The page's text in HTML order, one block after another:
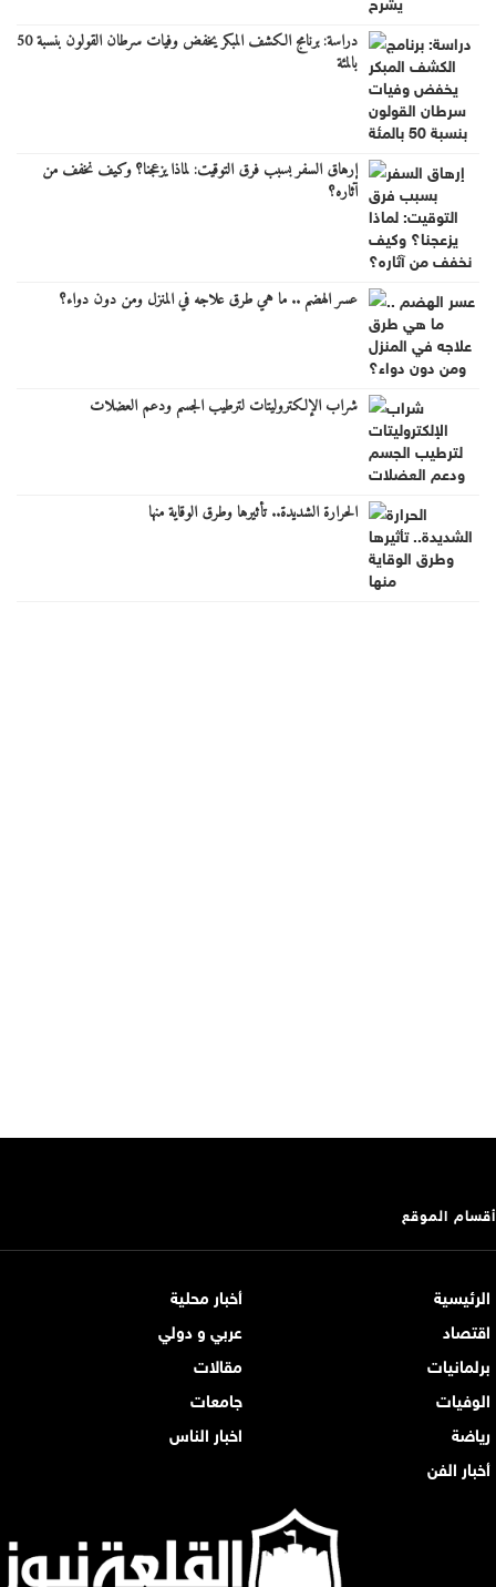
دراسة: برنامج الكشف المبكر يخفض وفيات سرطان القولون بنسبة 50
بالمئة
إرهاق السفر بسبب فرق التوقيت: لماذا يزعجنا؟ وكيف نخفف من
آثاره؟
عسر الهضم .. ما هي طرق علاجه في المنزل ومن دون دواء؟
شراب الإلكتروليتات لترطيب الجسم ودعم العضلات
الحرارة الشديدة.. تأثيرها وطرق الوقاية منها
أقسام الموقع
الرئيسية
أخبار محلية
اقتصاد
عربي و دولي
برلمانيات
مقالات
الوفيات
جامعات
رياضة
اخبار الناس
أخبار الفن